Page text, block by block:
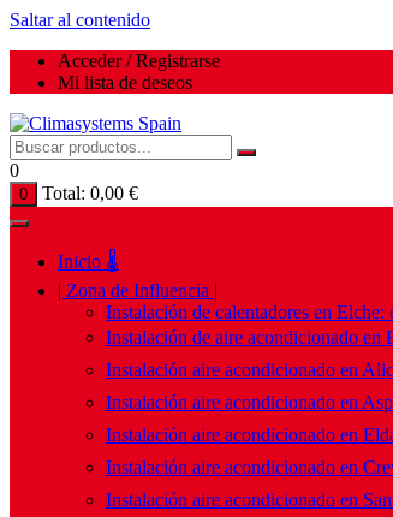
Saltar al contenido
Acceder / Registrarse
Mi lista de deseos
0
0 Total: 0,00 €
Inicio 🌡️
| Zona de Influencia |
Instalación de calentadores en Elche:
Instalación de aire acondicionado
Instalación aire acondicionado en
Instalación aire acondicionado en
Instalación aire acondicionado en
Instalación aire acondicionado en
Instalación aire acondicionado en